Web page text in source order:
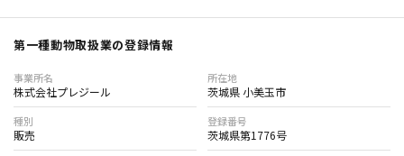
第一種動物取扱業の登録情報
事業所名
株式会社プレジール
所在地
茨城県 小美玉市
種別
販売
登録番号
茨城県第1776号